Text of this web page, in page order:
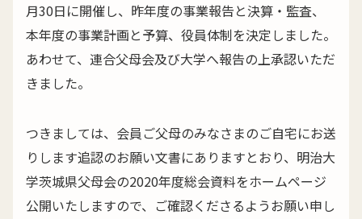
月30日に開催し、昨年度の事業報告と決算・監査、
本年度の事業計画と予算、役員体制を決定しました。
あわせて、連合父母会及び大学へ報告の上承認いただ
きました。
つきましては、会員ご父母のみなさまのご自宅にお送
りします追認のお願い文書にありますとおり、明治大
学茨城県父母会の2020年度総会資料をホームページ
公開いたしますので、ご確認くださるようお願い申し